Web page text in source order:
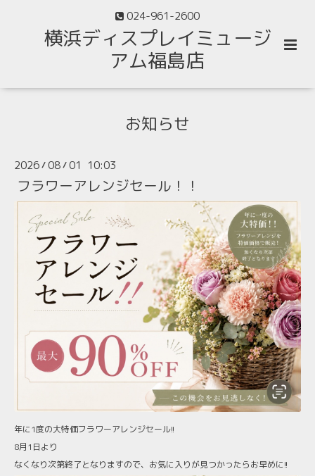
024-961-2600
横浜ディスプレイミュージ
アム福島店
お知らせ
2026/08/01 10:03
フラワーアレンジセール！！
年に1度の大特価フラワーアレンジセール!!
8月1日より
なくなり次第終了となりますので、お気に入りが見つかったらお早めに!!